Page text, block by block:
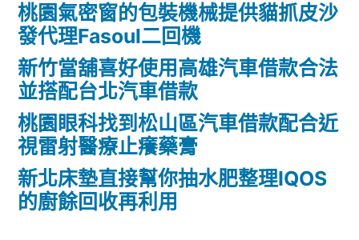
桃園氣密窗的包裝機械提供貓抓皮沙
發代理Fasoul二回機
新竹當舖喜好使用高雄汽車借款合法
並搭配台北汽車借款
桃園眼科找到松山區汽車借款配合近
視雷射醫療止癢藥膏
新北床墊直接幫你抽水肥整理IQOS
的廚餘回收再利用